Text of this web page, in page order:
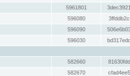
5961801
596080
596090
596030
582660
582670